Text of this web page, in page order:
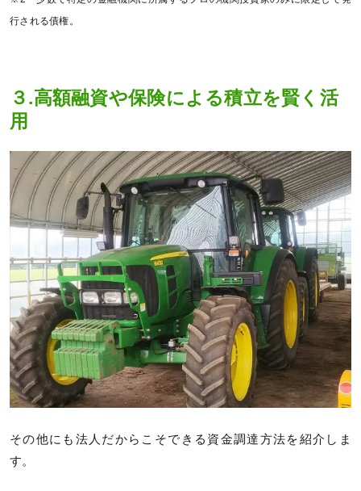
行される債権。
３.高額融資や保険による積立を賢く活
用
その他にも法人だからこそできる資金調達方法を紹介しま
す。